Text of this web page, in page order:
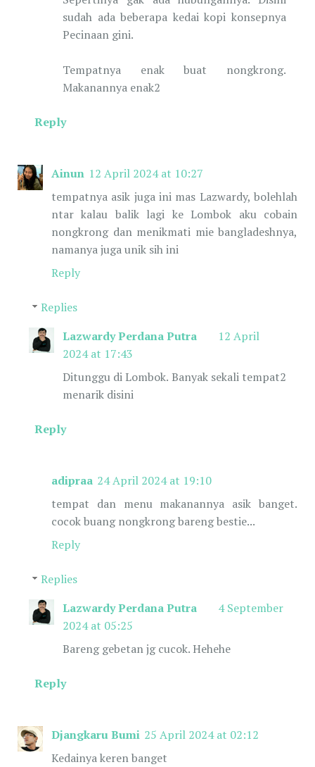
sudah ada beberapa kedai kopi konsepnya
Pecinaan gini.
Tempatnya enak buat nongkrong.
Makanannya enak2
Reply
Ainun 12 April 2024 at 10:27
tempatnya asik juga ini mas Lazwardy, bolehlah
ntar kalau balik lagi ke Lombok aku cobain
nongkrong dan menikmati mie bangladeshnya,
namanya juga unik sih ini
Reply
Replies
Lazwardy Perdana Putra
12 April
2024 at 17:43
Ditunggu di Lombok. Banyak sekali tempat2
menarik disini
Reply
adipraa 24 April 2024 at 19:10
tempat dan menu makanannya asik banget.
cocok buang nongkrong bareng bestie...
Reply
Replies
Lazwardy Perdana Putra
4 September
2024 at 05:25
Bareng gebetan jg cucok. Hehehe
Reply
Djangkaru Bumi 25 April 2024 at 02:12
Kedainya keren banget